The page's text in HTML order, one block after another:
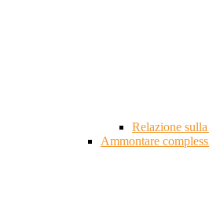
Relazione
Ammontare